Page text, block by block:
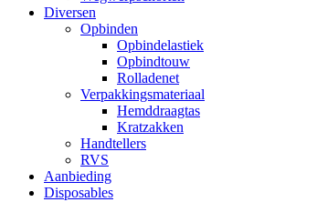
Diversen
Opbinden
Opbindelastiek
Opbindtouw
Rolladenet
Verpakkingsmateriaal
Hemddraagtas
Kratzakken
Handtellers
RVS
Aanbieding
Disposables